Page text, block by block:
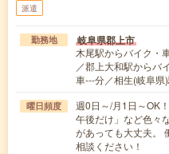
派遣
勤務地 岐阜県郡上市
木尾駅からバイク・
／郡上大和駅からバ
車---分／相生(岐阜
曜日頻度
週0日～/月1日～OK
午後だけ」など色々
があっても大丈夫。
相談ください！